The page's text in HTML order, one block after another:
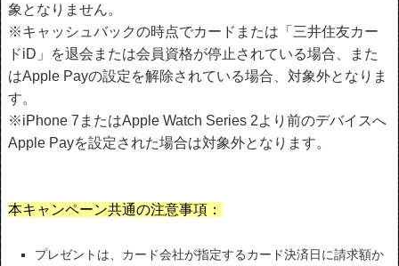
象となりません。
※キャッシュバックの時点でカードまたは「三井住友カー
ドiD」を退会または会員資格が停止されている場合、また
はApple Payの設定を解除されている場合、対象外となりま
す。
※iPhone 7またはApple Watch Series 2より前のデバイスへ
Apple Payを設定された場合は対象外となります。
本キャンペーン共通の注意事項：
プレゼントは、カード会社が指定するカード決済日に請求額か